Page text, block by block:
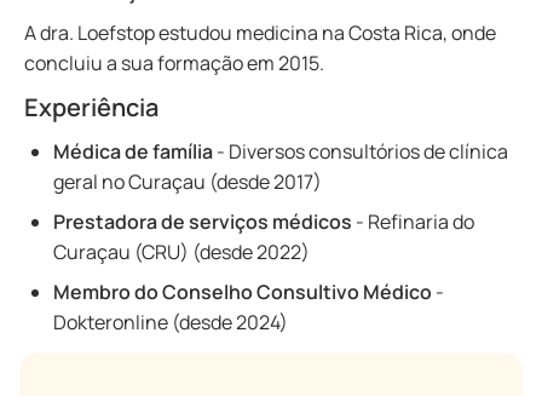
A dra. Loefstop estudou medicina na Costa Rica, onde
concluiu a sua formação em 2015.
Experiência
Médica de família- Diversos consultórios de clínica
geral no Curaçau (desde 2017)
Prestadora de serviços médicos - Refinaria do
Curaçau (CRU) (desde 2022)
Membro do Conselho Consultivo Médico -
Dokteronline (desde 2024)